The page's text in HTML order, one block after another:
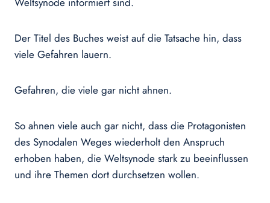
Der Titel des Buches weist auf die Tatsache hin, dass
viele Gefahren lauern.
Gefahren, die viele gar nicht ahnen.
So ahnen viele auch gar nicht, dass die Protagonisten
des Synodalen Weges wiederholt den Anspruch
erhoben haben, die Weltsynode stark zu beeinflussen
und ihre Themen dort durchsetzen wollen.